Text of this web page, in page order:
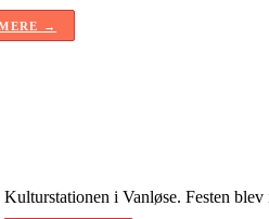
→
i Vanløse. Festen